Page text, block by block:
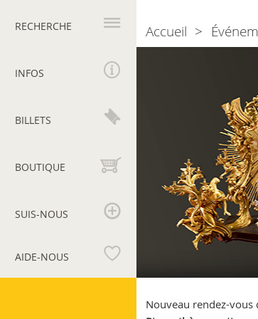
principale
RECHERCHE
INFOS
BILLETS
BOUTIQUE
SUIS-NOUS
AIDE-NOUS
Nouveau rendez-vous
Breadcrumb
Accueil